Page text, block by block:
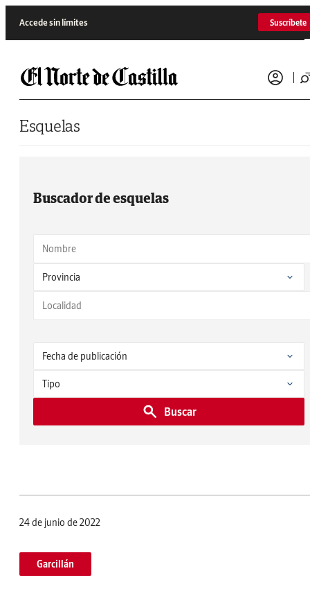
Accede sin límites Suscríbete
Esquelas
Buscador de esquelas
Buscar
24 de junio de 2022
Garcillán